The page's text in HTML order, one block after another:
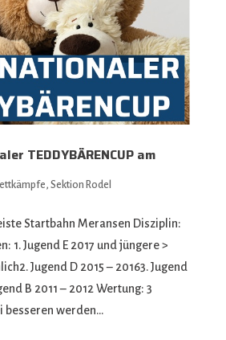
TEDDYBÄRENCUP am
, Sektion Rodel
Startbahn Meransen Disziplin:
1. Jugend E 2017 und jüngere >
Jugend D 2015 – 20163. Jugend
B 2011 – 2012 Wertung: 3
besseren werden...